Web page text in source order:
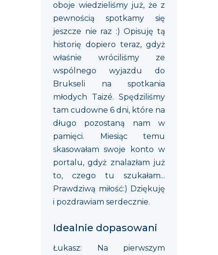
oboje wiedzieliśmy już, że z
pewnością spotkamy się
jeszcze nie raz :) Opisuję tą
historię dopiero teraz, gdyż
właśnie wróciliśmy ze
wspólnego wyjazdu do
Brukseli na spotkania
młodych Taizé. Spędziliśmy
tam cudowne 6 dni, które na
długo pozostaną nam w
pamięci. Miesiąc temu
skasowałam swoje konto w
portalu, gdyż znalazłam już
to, czego tu szukałam...
Prawdziwą miłość:) Dziękuję
i pozdrawiam serdecznie.
Idealnie dopasowani
Łukasz: Na pierwszym